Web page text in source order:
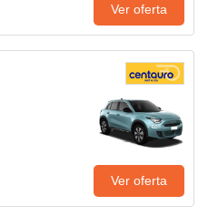
Ver oferta
Ver oferta